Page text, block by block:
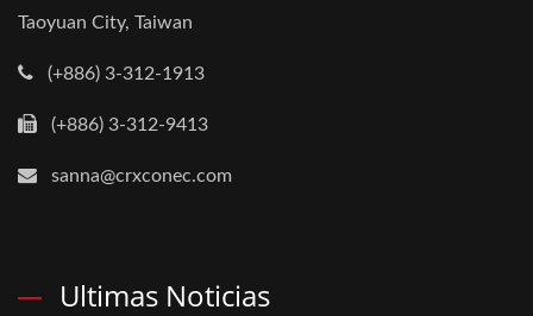
Taoyuan City, Taiwan
(+886) 3-312-1913
(+886) 3-312-9413
sanna@crxconec.com
Ultimas Noticias